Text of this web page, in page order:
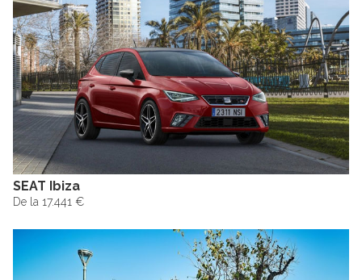
SEAT Ibiza
De la 17.441 €